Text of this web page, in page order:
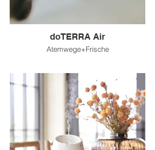
doTERRA Air
Atemwege+Frische